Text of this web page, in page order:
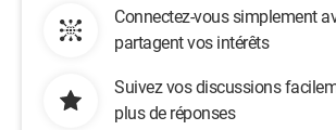
Connectez-vous simplement
partagent vos intérêts
Suivez vos discussions
plus de réponses